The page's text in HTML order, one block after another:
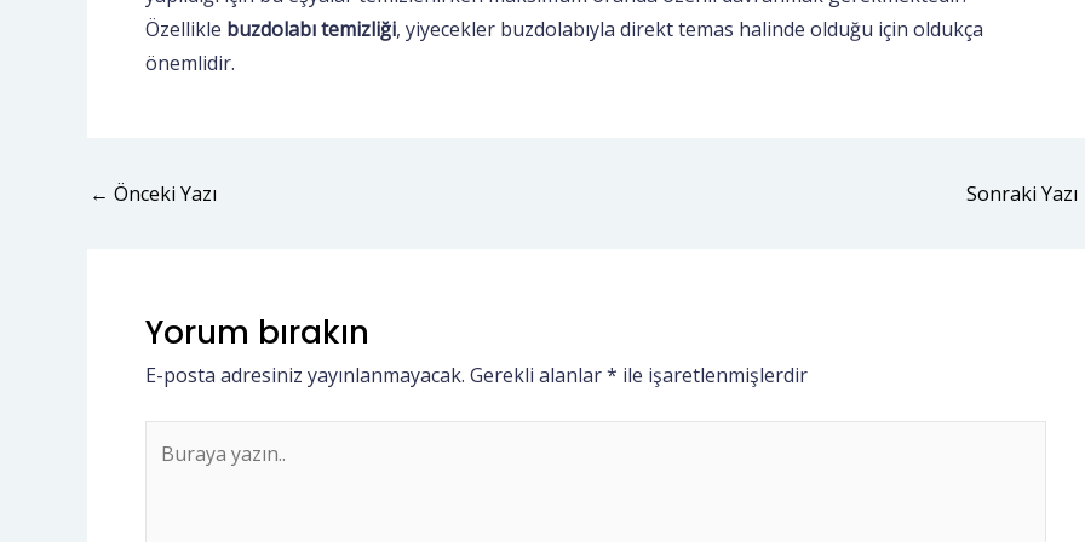
Özellikle buzdolabı temizliği, yiyecekler buzdolabıyla direkt temas halinde olduğu için oldukça
önemlidir.
← Önceki Yazı Sonraki Yazı
Yorum bırakın
E-posta adresiniz yayınlanmayacak. Gerekli alanlar* ile işaretlenmişlerdir